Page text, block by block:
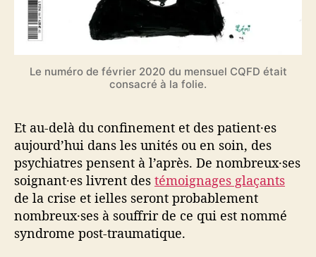
Le numéro de février 2020 du mensuel CQFD était
consacré à la folie.
Et au-delà du confinement et des patient·es
aujourd’hui dans les unités ou en soin, des
psychiatres pensent à l’après. De nombreux·ses
soignant·es livrent des témoignages glaçants
de la crise et ielles seront probablement
nombreux·ses à souffrir de ce qui est nommé
syndrome post-traumatique.